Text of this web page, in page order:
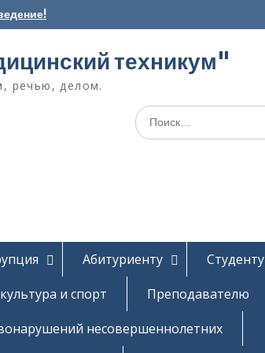
техникум"
речью, делом.
Поиск
по:
Абитуриенту
Студенту
и спорт
Преподавателю
несовершеннолетних